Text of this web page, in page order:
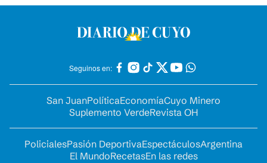
Seguinos en:
San JuanPolíticaEconomíaCuyo Minero
Suplemento VerdeRevista OH
PolicialesPasión DeportivaEspectáculosArgentina
El MundoRecetasEn las redes